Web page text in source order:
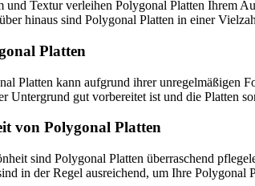
Textur verleihen Polygonal Platten Ihrem
hinaus sind Polygonal Platten in einer
Platten
Platten kann aufgrund ihrer unregelmäßigen
Untergrund gut vorbereitet ist und die Platten
von Polygonal Platten
sind Polygonal Platten überraschend
in der Regel ausreichend, um Ihre Polygonal